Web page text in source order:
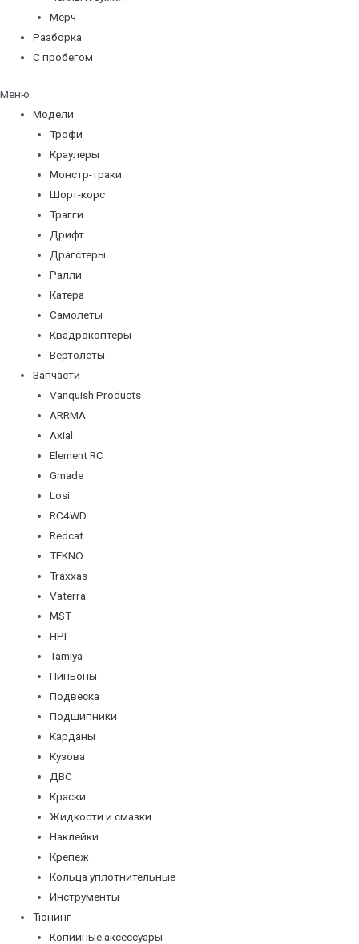
Мерч
Разборка
С пробегом
Меню
Модели
Трофи
Краулеры
Монстр-траки
Шорт-корс
Трагги
Дрифт
Драгстеры
Ралли
Катера
Самолеты
Квадрокоптеры
Вертолеты
Запчасти
Vanquish Products
ARRMA
Axial
Element RC
Gmade
Losi
RC4WD
Redcat
TEKNO
Traxxas
Vaterra
MST
HPI
Tamiya
Пиньоны
Подвеска
Подшипники
Карданы
Кузова
ДВС
Краски
Жидкости и смазки
Наклейки
Крепеж
Кольца уплотнительные
Инструменты
Тюнинг
Копийные аксессуары